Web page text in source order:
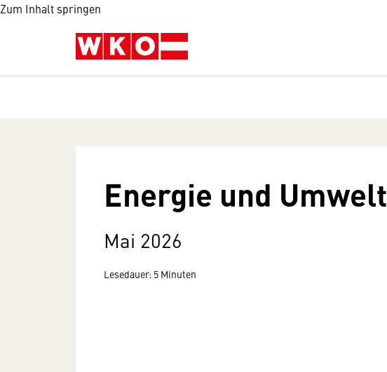
Zum Inhalt springen
Energie und Umwelt
Mai 2026
Lesedauer: 5 Minuten